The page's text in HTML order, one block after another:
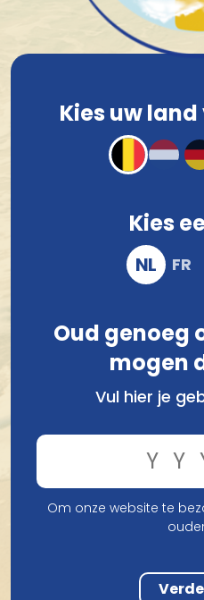
Vergelijk
In
Voor 12.00 u besteld,
Veilig online bestellen en
Smaak
Silly Rouge is een
van bruin bier en puur
Kies uw
Kies
NL FR
Oud genoeg
mogen
Vul hier je
Om onze website te